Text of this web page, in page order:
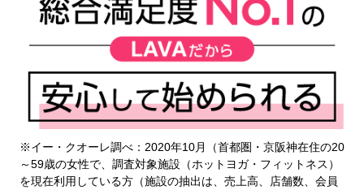
※イー・クオーレ調べ：2020年10月（首都圏・京阪神在住の20
～59歳の女性で、調査対象施設（ホットヨガ・フィットネス）
を現在利用している方（施設の抽出は、売上高、店舗数、会員